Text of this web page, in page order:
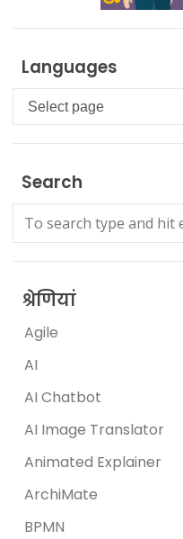
Languages
Languages
Search
श्रेणियां
Agile
AI
AI Chatbot
AI Image Translator
Animated Explainer
ArchiMate
BPMN